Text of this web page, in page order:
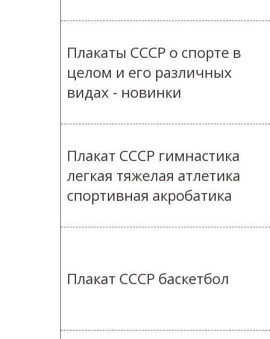
Плакаты СССР о спорте в
целом и его различных
видах - новинки
Плакат СССР гимнастика
легкая тяжелая атлетика
спортивная акробатика
Плакат СССР баскетбол